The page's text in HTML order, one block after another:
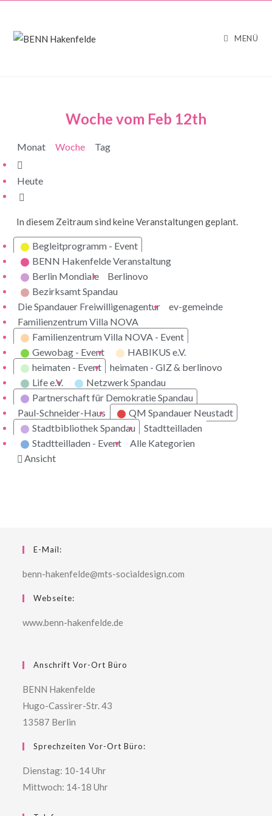
MENÜ
Woche vom Feb 12th
Monat Woche
Tag
Heute
Weiter
In diesem Zeitraum sind keine Veranstaltungen geplant.
Kategorien
Begleitprogramm - Event
BENN Hakenfelde Veranstaltung
Berlin Mondiale
Berlinovo
Bezirksamt Spandau
Die Spandauer Freiwilligenagentur
ev-gemeinde
Familienzentrum Villa NOVA
Familienzentrum Villa NOVA - Event
Gewobag - Event
HABIKUS e.V.
heimaten - Event
heimaten - GIZ & berlinovo
Life e.V.
Netzwerk Spandau
Partnerschaft für Demokratie Spandau
Paul-Schneider-Haus
QM Spandauer Neustadt
Stadtbibliothek Spandau
Stadtteilladen
Stadtteilladen - Event
Alle Kategorien
Ansichtausdrucken
E-Mail:
benn-hakenfelde@mts-socialdesign.com
Webseite:
www.benn-hakenfelde.de
Anschrift Vor-Ort Büro
BENN Hakenfelde
Hugo-Cassirer-Str. 43
13587 Berlin
Sprechzeiten Vor-Ort Büro:
Dienstag: 10-14 Uhr
Mittwoch: 14-18 Uhr